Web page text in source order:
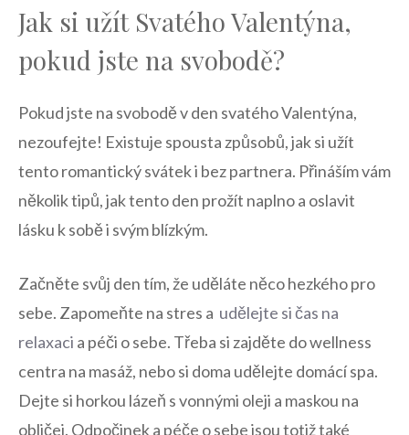
Jak si užít Svatého Valentýna,
pokud jste⁣ na ​svobodě?
Pokud jste⁢ na svobodě v den svatého Valentýna,
nezoufejte!⁣ Existuje spousta způsobů, ⁤jak ⁣si⁣ užít
tento romantický svátek i bez partnera. Přináším vám
několik tipů, jak tento den prožít‍ naplno a oslavit
lásku k sobě i svým blízkým.
Začněte svůj ​den tím, že uděláte něco hezkého pro
sebe.⁤ Zapomeňte na stres a ⁣ udělejte si čas na
relaxaci a péči o ‌sebe. Třeba si zajděte do⁢ wellness
centra na masáž, nebo⁣ si doma udělejte domácí spa.
⁢Dejte si horkou lázeň ⁣s ⁣vonnými oleji a maskou na
obličej. Odpočinek a péče o sebe jsou totiž také